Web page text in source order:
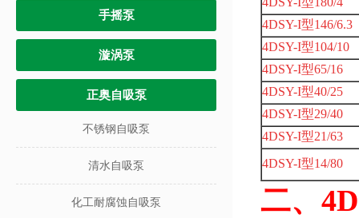
手摇泵
漩涡泵
正奥自吸泵
不锈钢自吸泵
清水自吸泵
化工耐腐蚀自吸泵
4DSY-I型146/6.3
4DSY-I型104/10
4DSY-I型65/16
4DSY-I型40/25
4DSY-I型29/40
4DSY-I型21/63
4DSY-I型14/80
二、